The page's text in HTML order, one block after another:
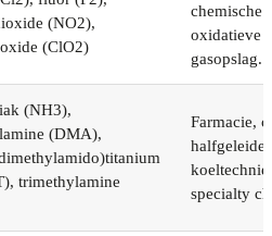
(NO2),
(ClO2)
chemische
oxidatieve
gasopslag.
(NH3),
(DMA),
trimethylamine
Farmacie,
specialty